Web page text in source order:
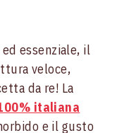
ed essenziale, il
veloce,
da re! La
italiana
e il gusto